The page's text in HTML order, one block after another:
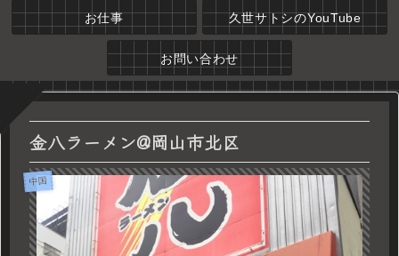
お仕事 久世サトシのYouTube
お問い合わせ
金八ラーメン@岡山市北区
中国